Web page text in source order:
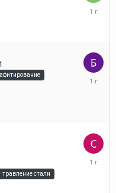
12
травление стали